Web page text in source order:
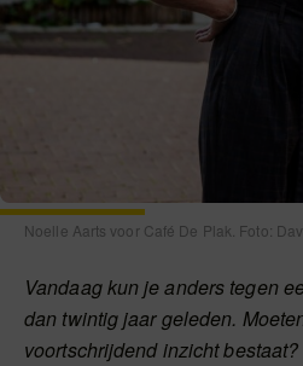
Noelle Aarts voor Café De Plak. Foto:
Vandaag kun je anders tegen
dan twintig jaar geleden.
voortschrijdend inzicht bestaat?